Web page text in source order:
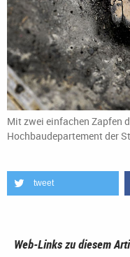
Mit zwei einfachen Zapfen
Hochbaudepartement der
tweet
Web-Links zu diesem